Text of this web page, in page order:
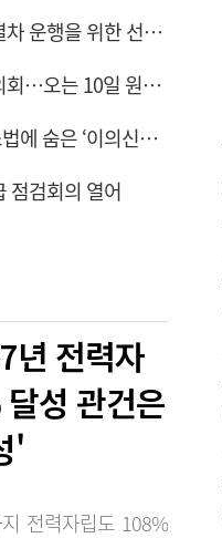
극한 폭염 속 안전한 열차 운행을 위한 선로관리
한달째 '휴업' 대덕구의회…오는 10일 원구성 다시 돌입
檢 보완수사 폐지 형소법에 숨은 ‘이의신청 3개월 제한’…황운하는 30일 추진
점검회의 열어
년 전력자
성 관건은
'
전력자립도 108%